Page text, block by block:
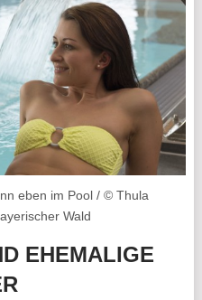
eben im Pool / © Thula
Wald
EHEMALIGE